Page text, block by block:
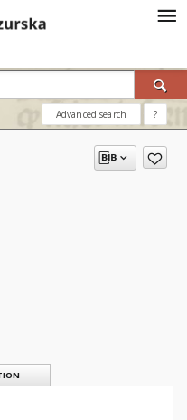
Advanced search ?